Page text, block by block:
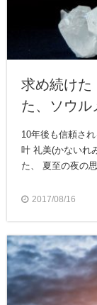
求め続けた
た、ソウル
10年後も信頼さ
叶 礼美(かないれ
た、 夏至の夜の
2017/08/16